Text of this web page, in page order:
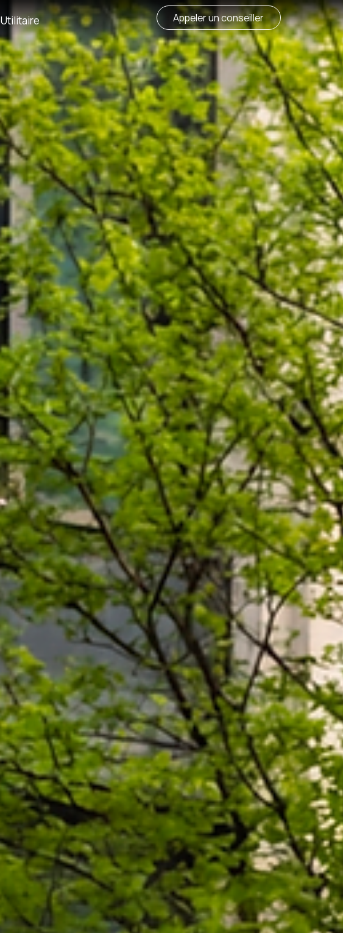
Utilitaire Appeler un conseiller